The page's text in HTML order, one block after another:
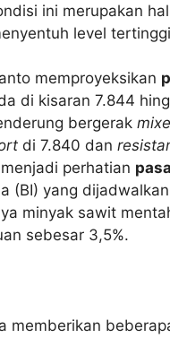
ini merupakan
level
memproyeksikan
di kisaran 7.844
bergerak
di 7.840 dan
perhatian
(BI) yang
minyak sawit
sebesar 3,5%.
memberikan